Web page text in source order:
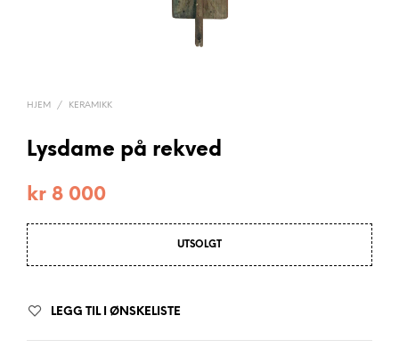
HJEM / KERAMIKK
Lysdame på rekved
kr 8 000
UTSOLGT
LEGG TIL I ØNSKELISTE